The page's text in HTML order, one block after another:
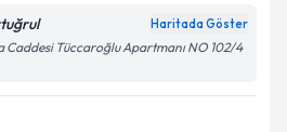
Haritada Göster
Caddesi Tüccaroğlu Apartmanı NO 102/4